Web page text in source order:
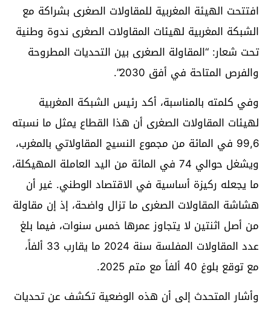
افتتحت الهيئة المغربية للمقاولات الصغرى بشراكة مع
الشبكة المغربية لهيئات المقاولات الصغرى ندوة وطنية
تحت شعار: “المقاولة الصغرى بين التحديات المطروحة
والفرص المتاحة في أفق 2030”.
وفي كلمته بالمناسبة، أكد رئيس الشبكة المغربية
لهيئات المقاولات الصغرى أن هذا القطاع يمثل ما نسبته
99,6 في المائة من مجموع النسيج المقاولاتي بالمغرب،
ويشغل حوالي 74 في المائة من اليد العاملة المهيكلة،
ما يجعله ركيزة أساسية في الاقتصاد الوطني. غير أن
هشاشة المقاولات الصغرى ما تزال واضحة، إذ إن مقاولة
من أصل اثنتين لا يتجاوز عمرها خمس سنوات، فيما بلغ
عدد المقاولات المفلسة سنة 2024 ما يقارب 33 ألفاً،
مع توقع بلوغ 40 ألفاً مع متم 2025.
وأشار المتحدث إلى أن هذه الوضعية تكشف عن تحديات